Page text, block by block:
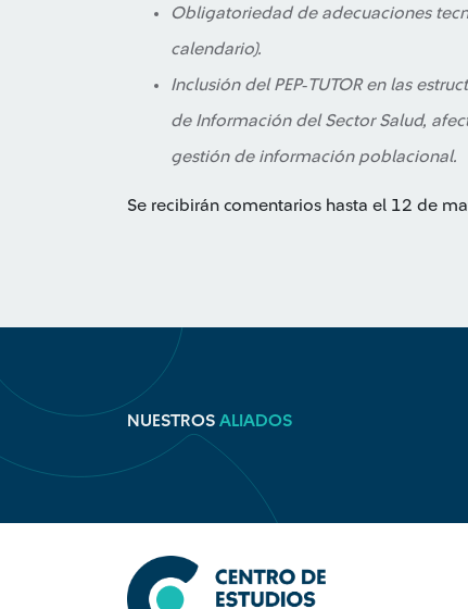
Obligatoriedad de adecuaciones
calendario).
Inclusión del PEP‑TUTOR en las
de Información del Sector Salud,
gestión de información poblacional.
Se recibirán comentarios hasta el 12 de
NUESTROS ALIADOS